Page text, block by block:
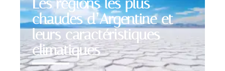
Les régions les plus
chaudes d’Argentine et
leurs caractéristiques
climatiques